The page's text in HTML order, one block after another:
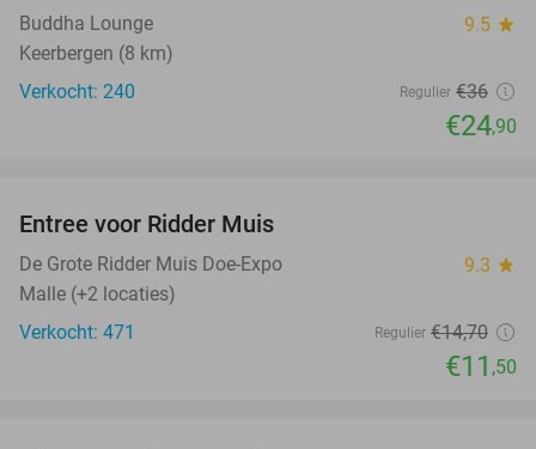
Buddha Lounge 9.5 star
Keerbergen (8 km)
Verkocht: 240
Regulier €36
€24,90
Entree voor Ridder Muis
De Grote Ridder Muis Doe-Expo 9.3 star
Malle (+2 locaties)
Verkocht: 471
Regulier €14,70
€11 ,50